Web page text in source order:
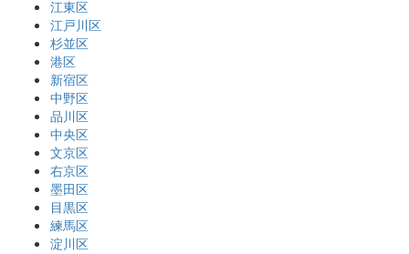
江東区
江戸川区
杉並区
港区
新宿区
中野区
品川区
中央区
文京区
右京区
墨田区
目黒区
練馬区
淀川区